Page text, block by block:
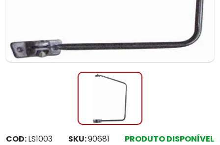
COD:LS1003 SKU:90681
PRODUTO DISPONÍVEL